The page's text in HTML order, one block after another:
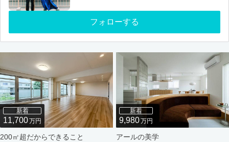
フォローする
新着
11,700万円
200㎡超だからできること
新着
9,980万円
アールの美学